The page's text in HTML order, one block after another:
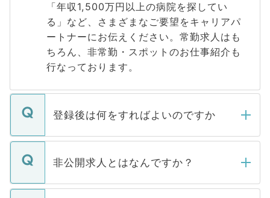
「年収1,500万円以上の病院を探してい
る」など、さまざまなご要望をキャリアパ
ートナーにお伝えください。常勤求人はも
ちろん、非常勤・スポットのお仕事紹介も
行なっております。
登録後は何をすればよいのですか
ご登録いただきましたら、弊社担当者がご
登録内容を確認し、その後メールもしくは
ます。通常、5営業日以内にはご連絡をせて
非公開求人とはなんですか？
マイナビDOCTORで取り扱っている求人の